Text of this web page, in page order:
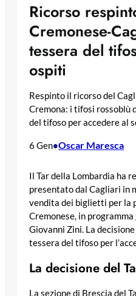
Ricorso
Cremonese-
tessera del
ospiti
Respinto il ricorso del
Cremona: i tifosi rossoblù
del tifoso per accedere al
6 Gen•Oscar Maresca
Il Tar della Lombardia ha
presentato dal Cagliari in
vendita dei biglietti per la
Cremonese, in
Giovanni Zini. La
tessera del tifoso per
La decisione del
La sezione di Brescia del